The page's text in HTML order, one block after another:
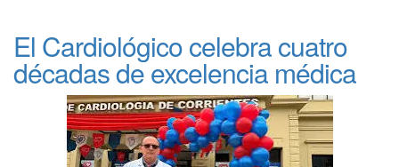
El Cardiológico celebra cuatro
décadas de excelencia médica